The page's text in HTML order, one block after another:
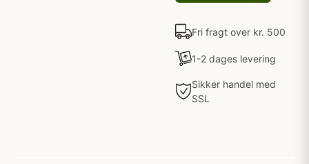
Fri fragt over kr. 500
1-2 dages levering
Sikker handel med
SSL